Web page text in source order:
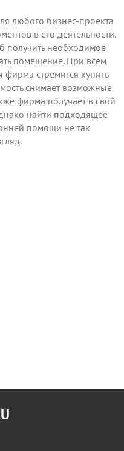
любого бизнес-проекта
в его деятельности.
получить необходимое
помещение. При всем
фирма стремится купить
снимает возможные
фирма получает в свой
найти подходящее
помощи не так